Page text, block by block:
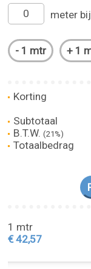
meter bij
Korting
Subtotaal
B.T.W.(21%)
Totaalbedrag
1 mtr
€ 42,57